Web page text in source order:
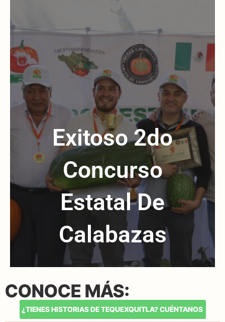
Exitoso 2do
Concurso
Estatal De
Calabazas
CONOCE MÁS:
¿TIENES HISTORIAS DE TEQUEXQUITLA? CUÉNTANOS